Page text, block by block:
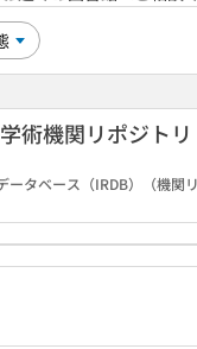
術機関リポジトリ
タベース（IRDB）（機